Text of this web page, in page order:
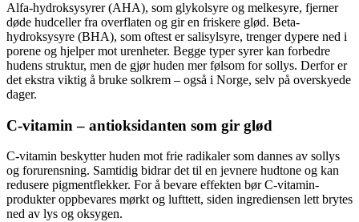
Alfa-hydroksysyrer (AHA), som glykolsyre og melkesyre, fjerner
døde hudceller fra overflaten og gir en friskere glød. Beta-
hydroksysyre (BHA), som oftest er salisylsyre, trenger dypere ned i
porene og hjelper mot urenheter. Begge typer syrer kan forbedre
hudens struktur, men de gjør huden mer følsom for sollys. Derfor er
det ekstra viktig å bruke solkrem – også i Norge, selv på overskyede
dager.
C-vitamin – antioksidanten som gir glød
C-vitamin beskytter huden mot frie radikaler som dannes av sollys
og forurensning. Samtidig bidrar det til en jevnere hudtone og kan
redusere pigmentflekker. For å bevare effekten bør C-vitamin-
produkter oppbevares mørkt og lufttett, siden ingrediensen lett brytes
ned av lys og oksygen.